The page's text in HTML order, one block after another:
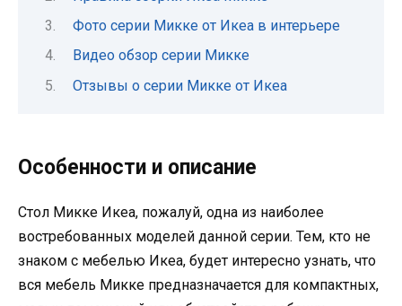
Фото серии Микке от Икеа в интерьере
Видео обзор серии Микке
Отзывы о серии Микке от Икеа
Особенности и описание
Стол Микке Икеа, пожалуй, одна из наиболее
востребованных моделей данной серии. Тем, кто не
знаком с мебелью Икеа, будет интересно узнать, что
вся мебель Микке предназначается для компактных,